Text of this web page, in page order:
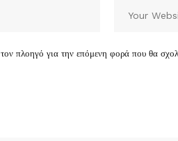
πλοηγό για την επόμενη φορά που θα